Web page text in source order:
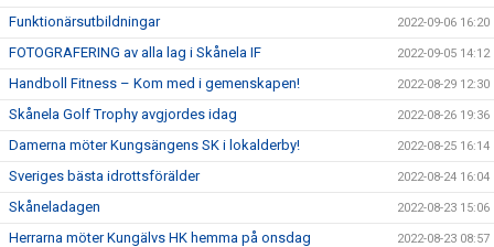
Funktionärsutbildningar 2022-09-06 16:20
FOTOGRAFERING av alla lag i Skånela IF 2022-09-05 14:12
Handboll Fitness – Kom med i gemenskapen! 2022-08-29 12:30
Skånela Golf Trophy avgjordes idag 2022-08-26 19:36
Damerna möter Kungsängens SK i lokalderby! 2022-08-25 16:14
Sveriges bästa idrottsförälder 2022-08-24 16:04
Skåneladagen 2022-08-23 15:06
Herrarna möter Kungälvs HK hemma på onsdag 2022-08-23 08:57